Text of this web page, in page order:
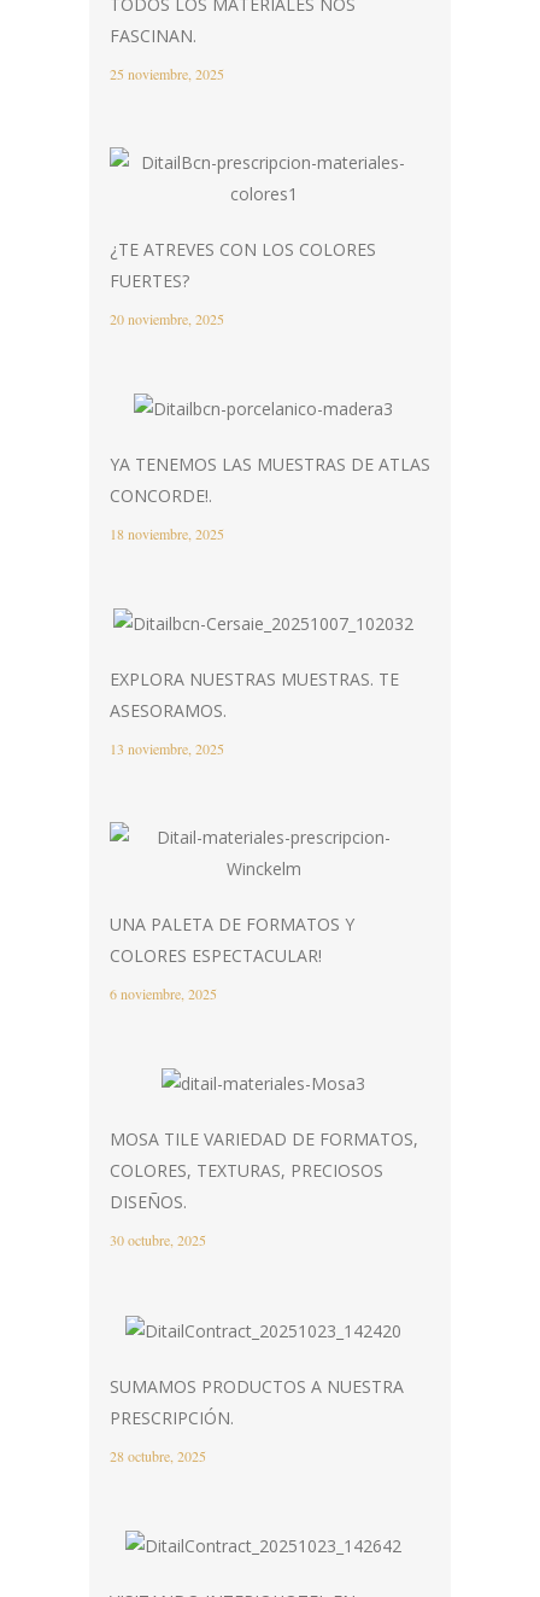
FASCINAN.
25 noviembre, 2025
¿TE ATREVES CON LOS COLORES
FUERTES?
20 noviembre, 2025
YA TENEMOS LAS MUESTRAS DE ATLAS
CONCORDE!.
18 noviembre, 2025
EXPLORA NUESTRAS MUESTRAS. TE
ASESORAMOS.
13 noviembre, 2025
UNA PALETA DE FORMATOS Y
COLORES ESPECTACULAR!
6 noviembre, 2025
MOSA TILE VARIEDAD DE FORMATOS,
COLORES, TEXTURAS, PRECIOSOS
DISEÑOS.
30 octubre, 2025
SUMAMOS PRODUCTOS A NUESTRA
PRESCRIPCIÓN.
28 octubre, 2025